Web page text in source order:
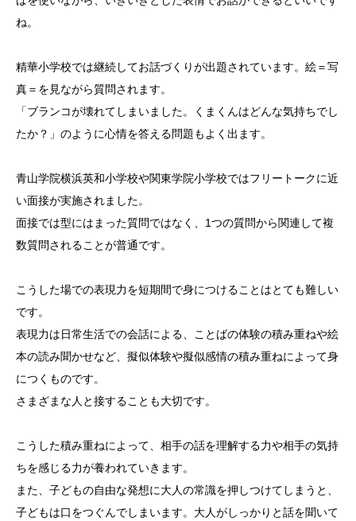
ね。
精華小学校では継続してお話づくりが出題されています。絵＝写
真＝を見ながら質問されます。
「ブランコが壊れてしまいました。くまくんはどんな気持ちでし
たか？」のように心情を答える問題もよく出ます。
青山学院横浜英和小学校や関東学院小学校ではフリートークに近
い面接が実施されました。
面接では型にはまった質問ではなく、1つの質問から関連して複
数質問されることが普通です。
こうした場での表現力を短期間で身につけることはとても難しい
です。
表現力は日常生活での会話による、ことばの体験の積み重ねや絵
本の読み聞かせなど、擬似体験や擬似感情の積み重ねによって身
につくものです。
さまざまな人と接することも大切です。
こうした積み重ねによって、相手の話を理解する力や相手の気持
ちを感じる力が養われていきます。
また、子どもの自由な発想に大人の常識を押しつけてしまうと、
子どもは口をつぐんでしまいます。大人がしっかりと話を聞いて